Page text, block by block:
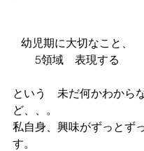
幼児期に大切なこと、
5領域　表現する
という　未だ何かわから
ど、、。
私自身、興味がずっとず
す。